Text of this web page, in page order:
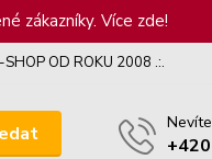
zákazníky. Více zde!
SHOP OD ROKU 2008 .:.